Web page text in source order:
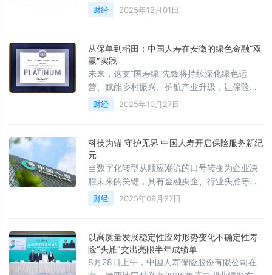
斩获“2025高质量发展保险公司方舟
奖”和“2025保险业普惠金融实践方舟奖”两项重
财经 2025年12月01日
从保单到稻田：中国人寿在安徽的绿色金融“双
赢”实践
未来，这支“国寿绿”先锋将持续深化绿色运
营、赋能乡村振兴、护航产业升级，让保险保
障与生态保护同频共振，为江淮高质量发展注
入更澎湃的可持续动能。
财经 2025年10月27日
科技为锚 守护无界 中国人寿开启保险服务新纪
元
当数字化转型从顺应潮流的口号转变为企业决
胜未来的关键，具有金融央企、行业头雁等多
重属性的中国人寿保险股份有限公司也在多线
出击，铸造独具国寿特色的数字护城河，以数
财经 2025年09月27日
以高质量发展稳定性应对形势变化不确定性寿
险“头雁”交出亮眼半年成绩单
8月28日上午，中国人寿保险股份有限公司在